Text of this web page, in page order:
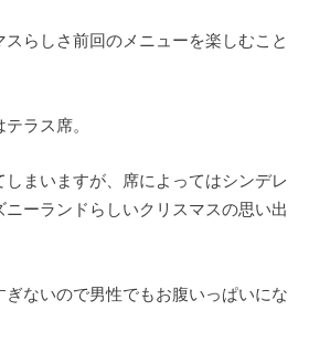
らしさ前回のメニューを楽しむこと
ラス席。
まいますが、席によってはシンデレ
ーランドらしいクリスマスの思い出
ぎないので男性でもお腹いっぱいにな